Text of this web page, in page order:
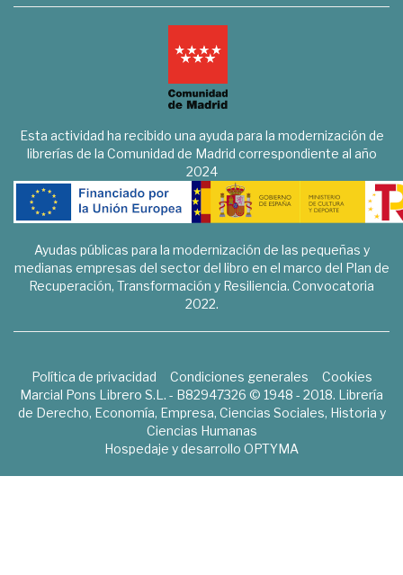
Esta actividad ha recibido una ayuda para la modernización de
librerías de la Comunidad de Madrid correspondiente al año
2024
Ayudas públicas para la modernización de las pequeñas y
medianas empresas del sector del libro en el marco del Plan de
Recuperación, Transformación y Resiliencia. Convocatoria
2022.
Política de privacidad Condiciones generales
Cookies
Marcial Pons Librero S.L. - B82947326 © 1948 - 2018. Librería
de Derecho, Economía, Empresa, Ciencias Sociales, Historia y
Ciencias Humanas
Hospedaje y desarrollo OPTYMA